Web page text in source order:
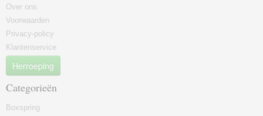
Over ons
Voorwaarden
Privacy-policy
Klantenservice
Herroeping
Categorieën
Boxspring